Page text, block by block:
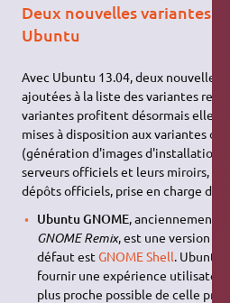
Deux nouvelles variantes
Ubuntu
Avec Ubuntu 13.04, deux nouvelles
ajoutées à la liste des variantes
variantes profitent désormais elles-
mises à disposition aux variantes
(génération d'images d'installation
serveurs officiels et leurs miroirs,
dépôts officiels, prise en charge
Ubuntu GNOME, anciennement
GNOME Remix, est une version
défaut est GNOME Shell . Ubuntu
fournir une expérience utilisateur
plus proche possible de celle